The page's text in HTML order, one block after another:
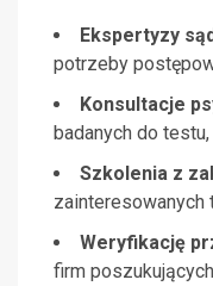
Ekspertyzy
potrzeby
Konsultacje
badanych do testu,
Szkolenia z
zainteresowanych
Weryfikację
firm